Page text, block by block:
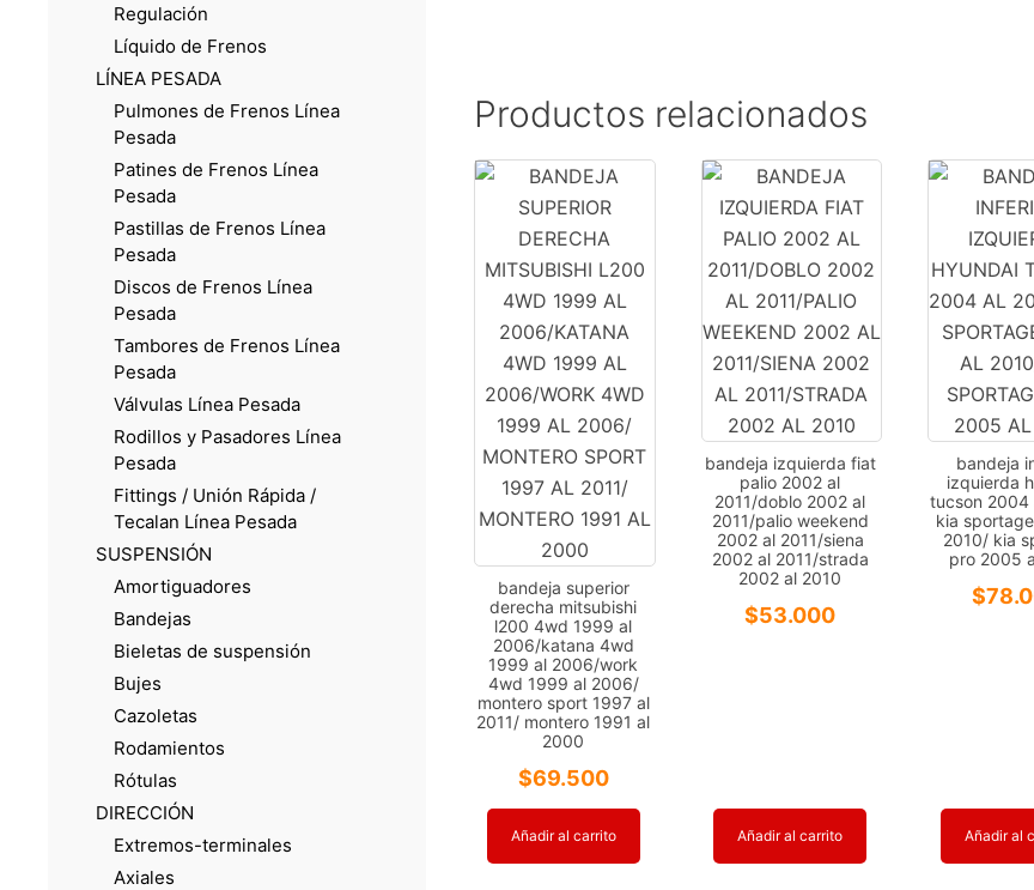
Productos relacionados
bandeja superior
derecha mitsubishi
l200 4wd 1999 al
2006/katana 4wd
1999 al 2006/work
4wd 1999 al 2006/
montero sport 1997 al
2011/ montero 1991 al
2000
$69.500
Añadir al carrito
bandeja izquierda fiat
palio 2002 al
2011/doblo 2002 al
2011/palio weekend
2002 al 2011/siena
2002 al 2011/strada
2002 al 2010
$53.000
Añadir al carrito
bandeja
izquierda
tucson 2004
kia
2010/ kia
pro 2005
$
Añadir al
Regulación
Líquido de Frenos
LÍNEA PESADA
Pulmones de Frenos Línea
Pesada
Patines de Frenos Línea
Pesada
Pastillas de Frenos Línea
Pesada
Discos de Frenos Línea
Pesada
Tambores de Frenos Línea
Pesada
Válvulas Línea Pesada
Rodillos y Pasadores Línea
Pesada
Fittings / Unión Rápida /
Tecalan Línea Pesada
SUSPENSIÓN
Amortiguadores
Bandejas
Bieletas de suspensión
Bujes
Cazoletas
Rodamientos
Rótulas
DIRECCIÓN
Extremos-terminales
Axiales